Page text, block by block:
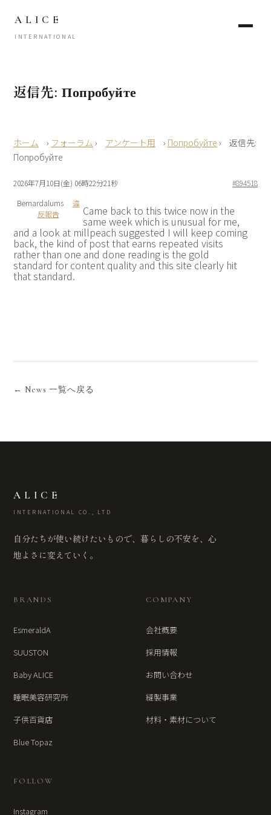
ALICE
INTERNATIONAL
返信先: Попробуйте
› フォーラム › アンケート用 › Попробуйте ›
返信先:
Попробуйте
2026年7月10日(金) 06時22分21秒
#894518
Bernardalums
違
反報告
Came back to this twice now in the
same week which is unusual for me,
and a look at millpeach suggested I will keep coming
back, the kind of post that earns repeated visits
rather than one and done reading is the gold
standard for content quality and this site clearly hit
that standard.
← News 一覧へ戻る
ALICE
INTERNATIONAL CO., LTD
自分たちが使い続けたいもので、暮らしの不安を、心
地よさに変えていく。
BRANDS
EsmeraldA
SUUSTON
Baby ALICE
睡眠美容研究所
子供百貨店
Blue Topaz
COMPANY
会社概要
採用情報
お問い合わせ
縫製事業
材料・素材について
FOLLOW
Instagram